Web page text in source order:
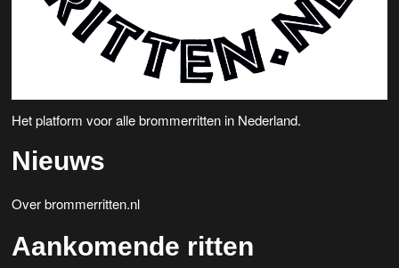
Het platform voor alle brommerritten in Nederland.
Nieuws
Over brommerritten.nl
Aankomende ritten